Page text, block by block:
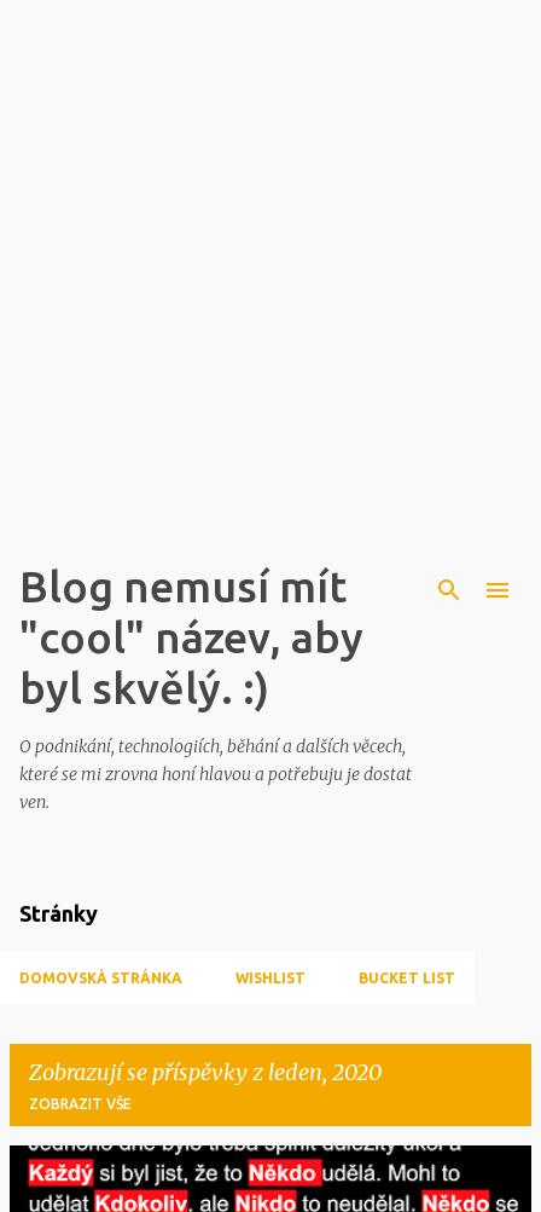
Blog nemusí mít
"cool" název, aby
byl skvělý. :)
O podnikání, technologiích, běhání a dalších věcech,
které se mi zrovna honí hlavou a potřebuju je dostat
ven.
Stránky
DOMOVSKÁ STRÁNKA WISHLIST BUCKET LIST
Zobrazují se příspěvky z leden, 2020
ZOBRAZIT VŠE